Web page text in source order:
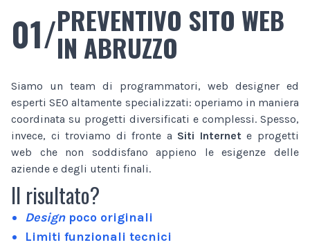
01/PREVENTIVO SITO WEB
IN ABRUZZO
Siamo un team di programmatori, web designer ed
esperti SEO altamente specializzati: operiamo in maniera
coordinata su progetti diversificati e complessi. Spesso,
invece, ci troviamo di fronte a Siti Internet e progetti
web che non soddisfano appieno le esigenze delle
aziende e degli utenti finali.
Il risultato?
Designpoco originali
Limiti funzionali tecnici